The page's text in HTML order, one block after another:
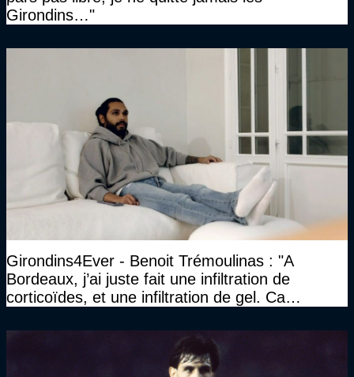
Girondins…"
Girondins4Ever - Benoit Trémoulinas : "A
Bordeaux, j’ai juste fait une infiltration de
corticoïdes, et une infiltration de gel. Ca